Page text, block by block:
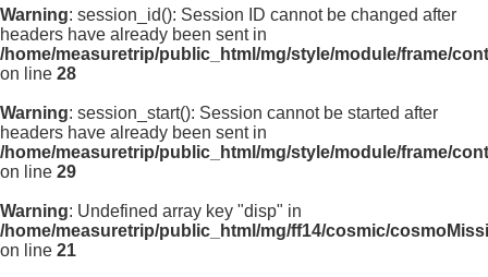
Warning: session_id(): Session ID cannot be changed after
headers have already been sent in
/home/measuretrip/public_html/mg/style/module/frame/
on line 28
Warning: session_start(): Session cannot be started after
headers have already been sent in
/home/measuretrip/public_html/mg/style/module/frame/
on line 29
Warning: Undefined array key "disp" in
/home/measuretrip/public_html/mg/ff14/cosmic/
on line 21